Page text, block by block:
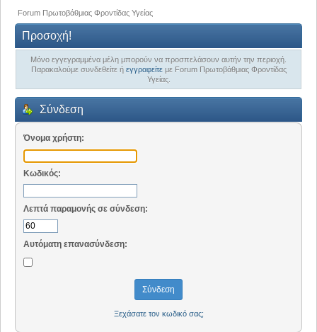
Forum Πρωτοβάθμιας Φροντίδας Υγείας
Προσοχή!
Μόνο εγγεγραμμένα μέλη μπορούν να προσπελάσουν αυτήν την περιοχή.
Παρακαλούμε συνδεθείτε ή εγγραφείτεμε Forum Πρωτοβάθμιας Φροντίδας
Υγείας.
Σύνδεση
Όνομα χρήστη:
Κωδικός:
Λεπτά παραμονής σε σύνδεση:
Αυτόματη επανασύνδεση:
Ξεχάσατε τον κωδικό σας;